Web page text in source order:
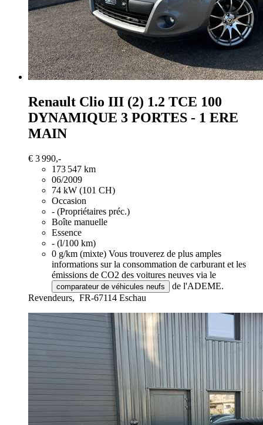
Renault Clio III (2) 1.2 TCE 100
DYNAMIQUE 3 PORTES - 1 ERE
MAIN
€ 3 990,-
173 547 km
06/2009
74 kW (101 CH)
Occasion
- (Propriétaires préc.)
Boîte manuelle
Essence
- (l/100 km)
0 g/km (mixte) Vous trouverez de plus amples
informations sur la consommation de carburant et les
émissions de CO2 des voitures neuves via le
comparateur de véhicules neufs
de l'ADEME.
Revendeurs, FR-67114 Eschau